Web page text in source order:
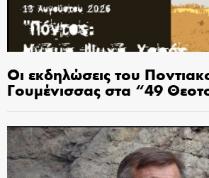
Οι εκδηλώσεις του
Γουμένισσας στα “49